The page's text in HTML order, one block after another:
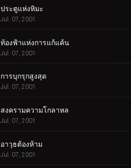
ประตูแห่งหิมะ
Jul. 07, 2001
ท้องฟ้าแห่งการแก้แค้น
Jul. 07, 2001
การบุกรุกสูงสุด
Jul. 07, 2001
สงครามความโกลาหล
Jul. 07, 2001
อาวุธต้องห้าม
Jul. 07, 2001